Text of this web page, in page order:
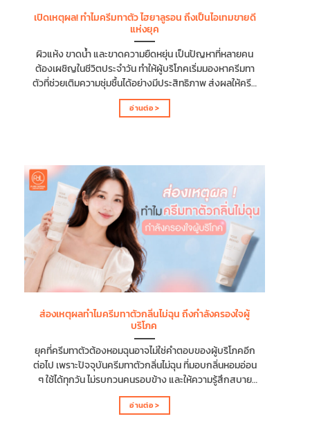
เปิดเหตุผล! ทำไมครีมทาตัว ไฮยาลูรอน ถึงเป็นไอเทมขายดี
แห่งยุค
ผิวแห้ง ขาดน้ำ และขาดความยืดหยุ่น เป็นปัญหาที่หลายคน
ต้องเผชิญในชีวิตประจำวัน ทำให้ผู้บริโภคเริ่มมองหาครีมทา
ตัวที่ช่วยเติมความชุ่มชื้นได้อย่างมีประสิทธิภาพ ส่งผลให้ครีม
ทาตัว ไฮยาลูรอน ได้รับความนิยมเพิ่มขึ้นอย่างรวดเร็ว ด้วย
คุณสมบัติที่ช่วยกักเก็บความชุ่มชื้น พร้อมมอบผิวที่ดูอิ่มน้ำ
ครีมทาตัว ไฮยาลูรอน คืออะไร? ครีมทาตัว ไฮยาลูรอน คือ
ผลิตภัณฑ์บำรุงผิวกายที่มี Hyaluronic Acid (HA) หรือ
Sodium Hyaluronate เป็นสารให้ความชุ่มชื้นหลัก...
อ่านต่อ >
ส่องเหตุผลทำไมครีมทาตัวกลิ่นไม่ฉุน ถึงกำลังครองใจผู้
บริโภค
ยุคที่ครีมทาตัวต้องหอมฉุนอาจไม่ใช่คำตอบของผู้บริโภคอีก
ต่อไป เพราะปัจจุบันครีมทาตัวกลิ่นไม่ฉุน ที่มอบกลิ่นหอมอ่อน
ๆ ใช้ได้ทุกวัน ไม่รบกวนคนรอบข้าง และให้ความรู้สึกสบาย
ขณะใช้งาน กำลังได้รับความนิยมเพิ่มขึ้นอย่างต่อเนื่อง
บทความนี้จะพาไปส่องเบื้องหลังการพัฒนาครีมทาตัวกลิ่นไม่
อ่านต่อ >